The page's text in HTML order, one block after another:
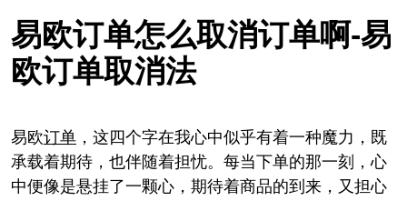
易欧订单怎么取消订单啊-易
欧订单取消法
易欧订单 ，这四个字在我心中似乎有着一种魔力，既
承载着期待，也伴随着担忧。每当下单的那一刻，心
中便像是悬挂了一颗心，期待着商品的到来，又担心